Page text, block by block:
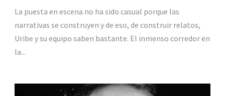
La puesta en escena no ha sido casual porque las
narrativas se construyen y de eso, de construir relatos,
Uribe y su equipo saben bastante. El inmenso corredor en
la...